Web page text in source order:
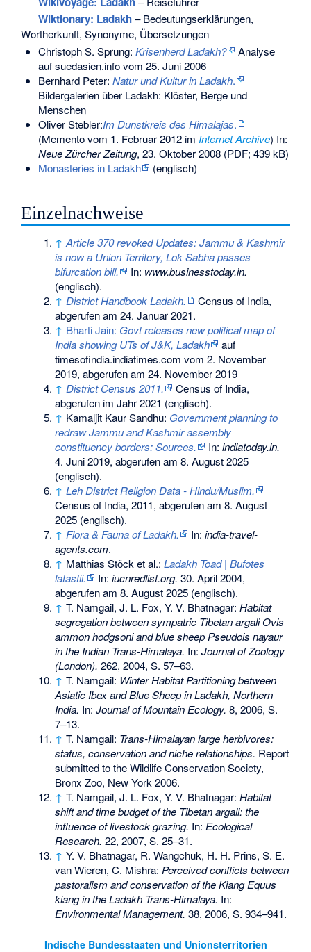
Wiktionary: Ladakh– Bedeutungserklärungen,
Wortherkunft, Synonyme, Übersetzungen
Christoph S. Sprung: Krisenherd Ladakh?
Analyse
auf suedasien.info vom 25. Juni 2006
Bernhard Peter: Natur und Kultur in Ladakh.
Bildergalerien über Ladakh: Klöster, Berge und
Menschen
Oliver Stebler:Im Dunstkreis des Himalajas.
(Mementovom 1. Februar 2012 im Internet Archive) In:
Neue Zürcher Zeitung, 23. Oktober 2008 (PDF; 439 kB)
Monasteries in Ladakh
(englisch)
Einzelnachweise
↑ Article 370 revoked Updates: Jammu & Kashmir
is now a Union Territory, Lok Sabha passes
bifurcation bill.
In: www.businesstoday.in.
(englisch).
↑ District Handbook Ladakh.
Census of India,
abgerufen am 24. Januar 2021.
↑ Bharti Jain: Govt releases new political map of
India showing UTs of J&K, Ladakh
auf
timesofindia.indiatimes.com vom 2. November
2019, abgerufen am 24. November 2019
↑ District Census 2011.
Census of India,
abgerufen im Jahr 2021 (englisch).
↑ Kamaljit Kaur Sandhu: Government planning to
redraw Jammu and Kashmir assembly
constituency borders: Sources.
In:indiatoday.in.
4. Juni 2019, abgerufen am 8. August 2025
(englisch).
↑ Leh District Religion Data - Hindu/Muslim.
Census of India, 2011, abgerufen am 8. August
2025 (englisch).
↑ Flora & Fauna of Ladakh. In:india-travel-
agents.com.
↑ Matthias Stöck et al.:Ladakh Toad | Bufotes
latastii.
In:iucnredlist.org. 30. April 2004,
abgerufen am 8. August 2025 (englisch).
↑ T. Namgail, J. L. Fox, Y. V. Bhatnagar:Habitat
segregation between sympatric Tibetan argali Ovis
ammon hodgsoni and blue sheep Pseudois nayaur
in the Indian Trans-Himalaya. In:Journal of Zoology
(London). 262, 2004, S. 57–63.
↑ T. Namgail: Winter Habitat Partitioning between
Asiatic Ibex and Blue Sheep in Ladakh, Northern
India. In:Journal of Mountain Ecology. 8, 2006, S.
7–13.
↑ T. Namgail: Trans-Himalayan large herbivores:
status, conservation and niche relationships. Report
submitted to the Wildlife Conservation Society,
Bronx Zoo, New York 2006.
↑ T. Namgail, J. L. Fox, Y. V. Bhatnagar:Habitat
shift and time budget of the Tibetan argali: the
influence of livestock grazing. In: Ecological
Research. 22, 2007, S. 25–31.
↑ Y. V. Bhatnagar, R. Wangchuk, H. H. Prins, S. E.
van Wieren, C. Mishra: Perceived conflicts between
pastoralism and conservation of the Kiang Equus
kiang in the Ladakh Trans-Himalaya. In:
Environmental Management. 38, 2006, S. 934–941.
Indische Bundesstaaten und Unionsterritorien